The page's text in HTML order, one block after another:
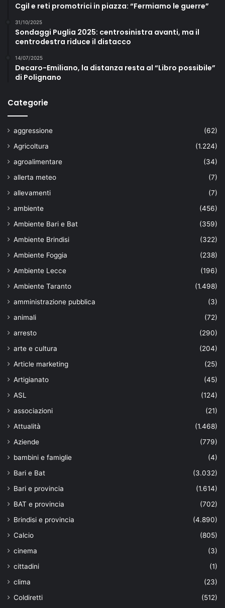
Cgil e reti promotrici in piazza: “Fermiamo le guerre”
31/10/2025
Sondaggi Puglia 2025: centrosinistra avanti, ma il
centrodestra riduce il distacco
14/07/2025
Decaro-Emiliano, la distanza resta al “Libro possibile”
di Polignano
Categorie
aggressione
(62)
Agricoltura
(1.224)
agroalimentare
(34)
allerta meteo
(7)
allevamenti
(7)
ambiente
(456)
Ambiente Bari e Bat
(359)
Ambiente Brindisi
(322)
Ambiente Foggia
(238)
Ambiente Lecce
(196)
Ambiente Taranto
(1.498)
amministrazione pubblica
(3)
animali
(72)
arresto
(290)
arte e cultura
(204)
Article marketing
(25)
Artigianato
(45)
ASL
(124)
associazioni
(21)
Attualità
(1.468)
Aziende
(779)
bambini e famiglie
(4)
Bari e Bat
(3.032)
Bari e provincia
(1.614)
BAT e provincia
(702)
Brindisi e provincia
(4.890)
Calcio
(805)
cinema
(3)
cittadini
(1)
clima
(23)
Coldiretti
(512)